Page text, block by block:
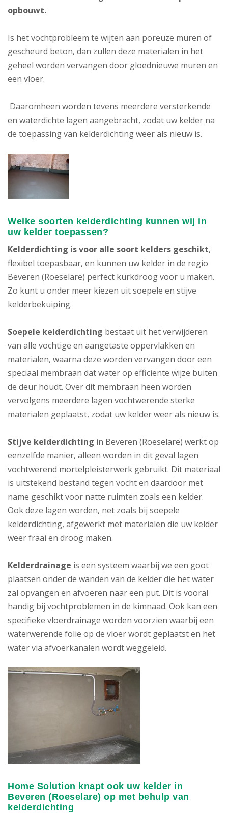
opbouwt.
Is het vochtprobleem te wijten aan poreuze muren of
gescheurd beton, dan zullen deze materialen in het
geheel worden vervangen door gloednieuwe muren en
een vloer.
Daaromheen worden tevens meerdere versterkende
en waterdichte lagen aangebracht, zodat uw kelder na
de toepassing van kelderdichting weer als nieuw is.
Welke soorten kelderdichting kunnen wij in
uw kelder toepassen?
Kelderdichting is voor alle soort kelders geschikt,
flexibel toepasbaar, en kunnen uw kelder in de regio
Beveren (Roeselare) perfect kurkdroog voor u maken.
Zo kunt u onder meer kiezen uit soepele en stijve
kelderbekuiping.
Soepele kelderdichting bestaat uit het verwijderen
van alle vochtige en aangetaste oppervlakken en
materialen, waarna deze worden vervangen door een
speciaal membraan dat water op efficiënte wijze buiten
de deur houdt. Over dit membraan heen worden
vervolgens meerdere lagen vochtwerende sterke
materialen geplaatst, zodat uw kelder weer als nieuw is.
Stijve kelderdichting in Beveren (Roeselare) werkt op
eenzelfde manier, alleen worden in dit geval lagen
vochtwerend mortelpleisterwerk gebruikt. Dit materiaal
is uitstekend bestand tegen vocht en daardoor met
name geschikt voor natte ruimten zoals een kelder.
Ook deze lagen worden, net zoals bij soepele
kelderdichting, afgewerkt met materialen die uw kelder
weer fraai en droog maken.
Kelderdrainage is een systeem waarbij we een goot
plaatsen onder de wanden van de kelder die het water
zal opvangen en afvoeren naar een put. Dit is vooral
handig bij vochtproblemen in de kimnaad. Ook kan een
specifieke vloerdrainage worden voorzien waarbij een
waterwerende folie op de vloer wordt geplaatst en het
water via afvoerkanalen wordt weggeleid.
Home Solution knapt ook uw kelder in
Beveren (Roeselare) op met behulp van
kelderdichting